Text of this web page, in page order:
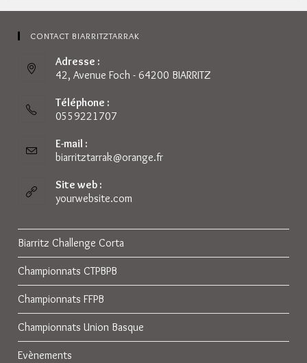
CONTACT BIARRITZTARRAK
Adresse :
42, Avenue Foch - 64200 BIARRITZ
Téléphone :
0559221707
E-mail :
biarritztarrak@orange.frS’ouvre
Site web :
yourwebsite.com
Biarritz Challenge Corta
Championnats CTPBPB
Championnats FFPB
Championnats Union Basque
Evènements